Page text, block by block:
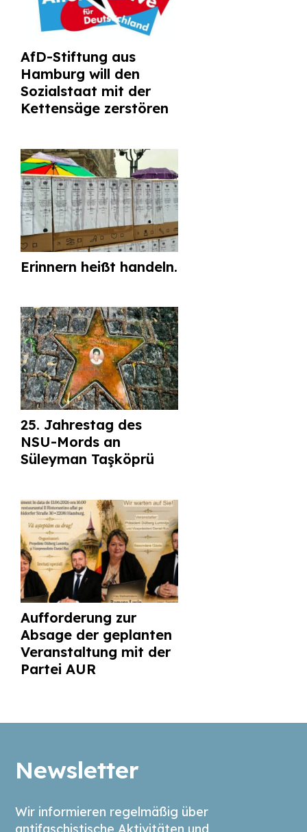
AfD-Stiftung aus
Hamburg will den
Sozialstaat mit der
Kettensäge zerstören
Erinnern heißt handeln.
25. Jahrestag des
NSU-Mords an
Süleyman Taşköprü
Aufforderung zur
Absage der geplanten
Veranstaltung mit der
Partei AUR
Newsletter
Wir informieren regelmäßig über
antifaschistische Aktivitäten und